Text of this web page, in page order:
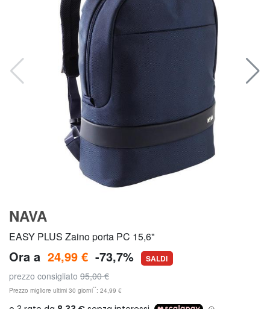
NAVA
EASY PLUS Zaino porta PC 15,6"
Ora a 24,99 € -73,7% SALDI
prezzo consigliato 95,00 €
Prezzo migliore ultimi 30 giorni**: 24,99 €